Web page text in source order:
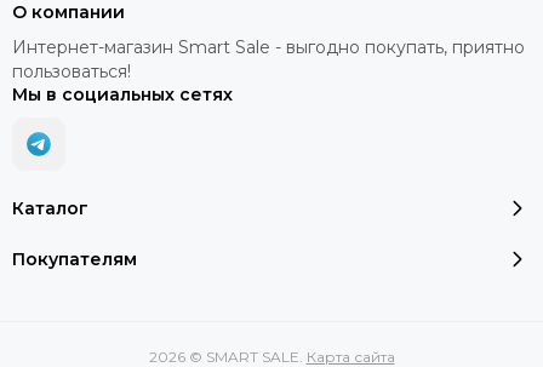
Каталог
Покупателям
О компании
Интернет-магазин Smart Sale - выгодно покупать, приятно
пользоваться!
Мы в социальных сетях
2026 © SMART SALE. Карта сайта